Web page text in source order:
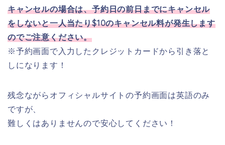
キャンセルの場合は、予約日の前日までにキャンセル
をしないと一人当たり$10のキャンセル料が発生します
のでご注意ください。
※予約画面で入力したクレジットカードから引き落と
しになります！
残念ながらオフィシャルサイトの予約画面は英語のみ
ですが、
難しくはありませんので安心してください！